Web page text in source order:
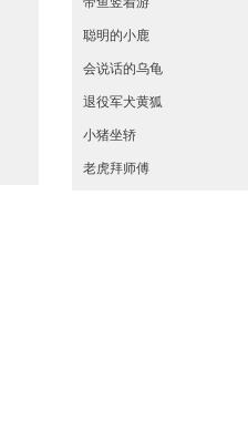
聪明的小鹿
会说话的乌龟
退役军犬黄狐
小猪坐轿
老虎拜师傅